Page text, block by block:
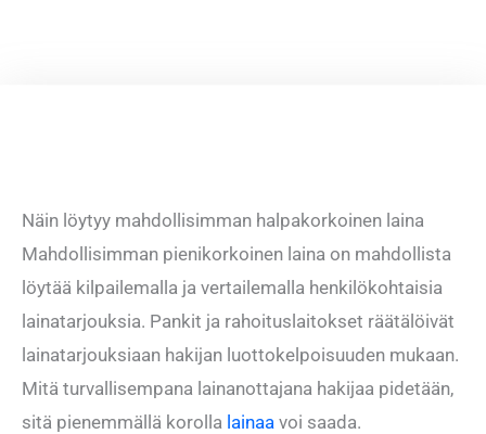
Näin löytyy mahdollisimman halpakorkoinen laina
Mahdollisimman pienikorkoinen laina on mahdollista
löytää kilpailemalla ja vertailemalla henkilökohtaisia
lainatarjouksia. Pankit ja rahoituslaitokset räätälöivät
lainatarjouksiaan hakijan luottokelpoisuuden mukaan.
Mitä turvallisempana lainanottajana hakijaa pidetään,
sitä pienemmällä korolla lainaa voi saada.